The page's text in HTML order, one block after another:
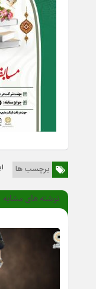
برچسب ها
نوشته های مشابه